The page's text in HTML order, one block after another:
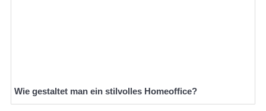
Wie gestaltet man ein stilvolles Homeoffice?